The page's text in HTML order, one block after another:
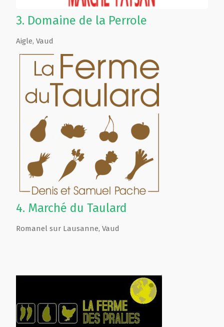
3. Domaine de la Perrole
Aigle, Vaud
4. Marché du Taulard
Romanel sur Lausanne, Vaud